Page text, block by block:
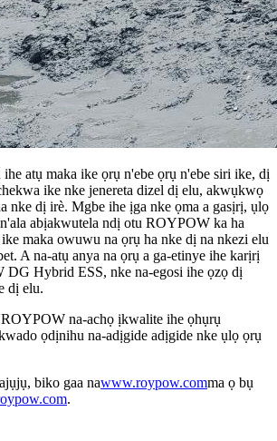
ihe atụ maka ike ọrụ n'ebe ọrụ n'ebe siri ike, dị
ike nke jenereta dizel dị elu, akwụkwọ
nke dị irè. Mgbe ihe ịga nke ọma a gasịrị, ụlọ
abịakwutela ndị otu ROYPOW ka ha
maka owuwu na ọrụ ha nke dị na nkezi elu
A na-atụ anya na ọrụ a ga-etinye ihe karịrị
DG Hybrid ESS, nke na-egosi ihe ọzọ dị
dị elu.
na-achọ ịkwalite ihe ọhụrụ
ọdịnihu na-adịgide adịgide nke ụlọ ọrụ
biko gaa nawww.roypow.comma ọ bụ
.